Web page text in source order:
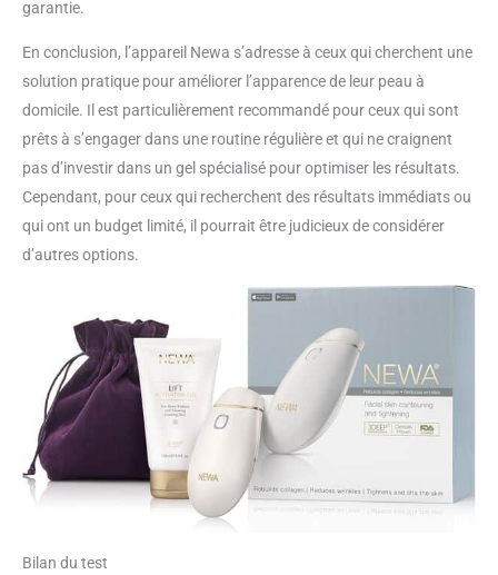
garantie.
En conclusion, l’appareil Newa s’adresse à ceux qui cherchent une
solution pratique pour améliorer l’apparence de leur peau à
domicile. Il est particulièrement recommandé pour ceux qui sont
prêts à s’engager dans une routine régulière et qui ne craignent
pas d’investir dans un gel spécialisé pour optimiser les résultats.
Cependant, pour ceux qui recherchent des résultats immédiats ou
qui ont un budget limité, il pourrait être judicieux de considérer
d’autres options.
Bilan du test